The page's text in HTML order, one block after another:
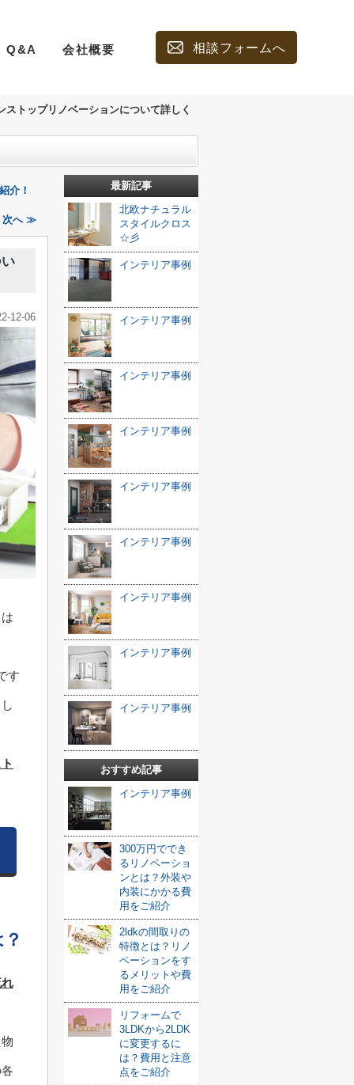
Q&A 会社概要 相談フォームへ
ストップリノベーションについて詳しく
介！
次へ ≫
12-06
す
最新記事
北欧ナチュラル
スタイルクロス
☆彡
インテリア事例
インテリア事例
インテリア事例
インテリア事例
インテリア事例
インテリア事例
インテリア事例
インテリア事例
インテリア事例
おすすめ記事
インテリア事例
300万円ででき
るリノベーショ
ンとは？外装や
内装にかかる費
用をご紹介
2ldkの間取りの
特徴とは？リノ
ベーションをす
るメリットや費
用をご紹介
リフォームで
3LDKから2LDK
に変更するに
は？費用と注意
点をご紹介